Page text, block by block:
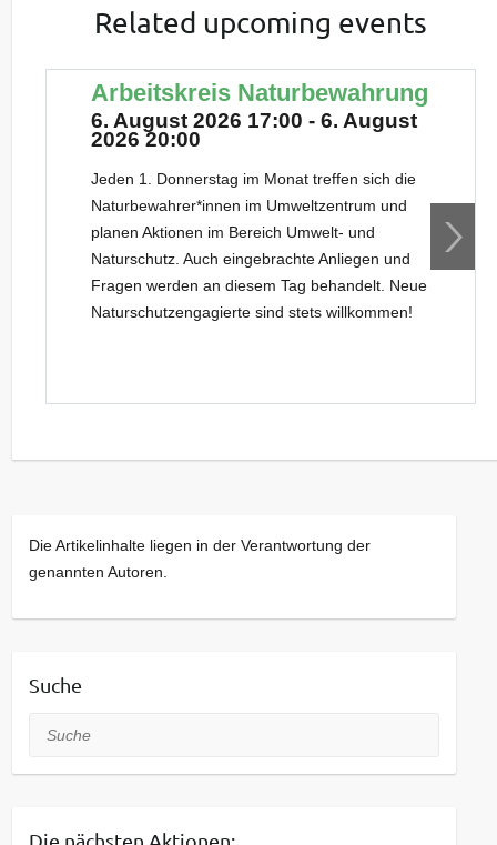
Related upcoming events
Arbeitskreis Naturbewahrung
6. August 2026 17:00 - 6. August
2026 20:00
Jeden 1. Donnerstag im Monat treffen sich die
Naturbewahrer*innen im Umweltzentrum und
planen Aktionen im Bereich Umwelt- und
Naturschutz. Auch eingebrachte Anliegen und
Fragen werden an diesem Tag behandelt. Neue
Naturschutzengagierte sind stets willkommen!
Die Artikelinhalte liegen in der Verantwortung der
genannten Autoren.
Suche
Suche
Die nächsten Aktionen: